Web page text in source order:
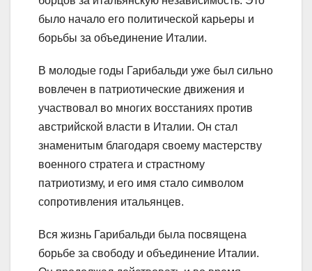
было начало его политической карьеры и
борьбы за объединение Италии.
В молодые годы Гарибальди уже был сильно
вовлечен в патриотические движения и
участвовал во многих восстаниях против
австрийской власти в Италии. Он стал
знаменитым благодаря своему мастерству
военного стратега и страстному
патриотизму, и его имя стало символом
сопротивления итальянцев.
Вся жизнь Гарибальди была посвящена
борьбе за свободу и объединение Италии.